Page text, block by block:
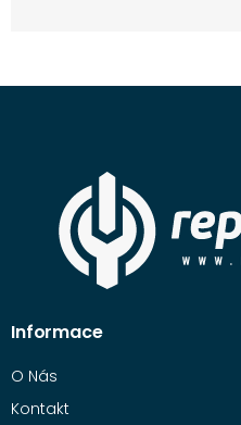
Informace
O Nás
Kontakt